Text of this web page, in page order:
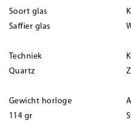
Soort glas
Saffier glas
Techniek
Quartz
Gewicht horloge
114 gr